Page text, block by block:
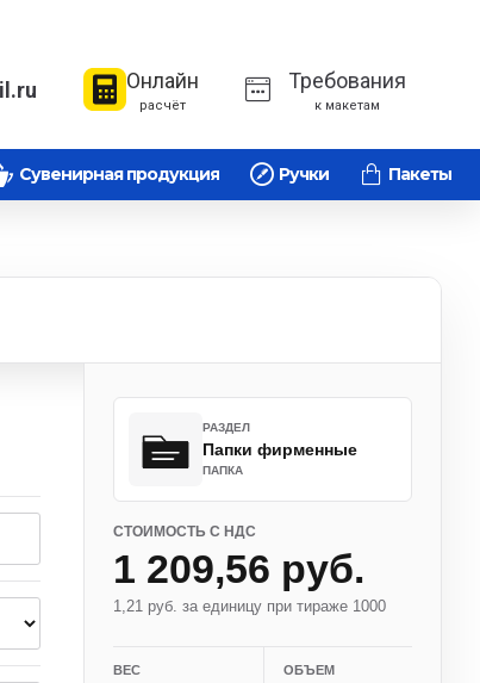
Онлайн
расчёт
Требования
к макетам
Сувенирная продукция Ручки Пакеты
РАЗДЕЛ
Папки фирменные
ПАПКА
СТОИМОСТЬ С НДС
1 209,56 руб.
1,21 руб. за единицу при тираже 1000
ВЕС ОБЪЕМ